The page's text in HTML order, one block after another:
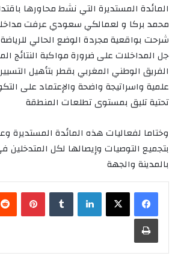
المائدة المستديرة التي نشط محاورها
محمد بركا و لعمالكي سعودي عرفت
شرحت بواقعية مجردة الوضع الحالي
جل المداخلات على ضرورة مواكبة النتائج
الفريق الوطني المغربي بقطر بتأهيل
علمية واسراتيجة واضحة والإعتماد على
تحتية تليق بمستوى تطلعات المنطقة
وختاما لفعاليات هذه المائدة المستديرة
بتجميع التوصيات وإيصالها لكل المتدخلين
بالمدينة والجهة
لينكدإن بينتيريست
طباعة